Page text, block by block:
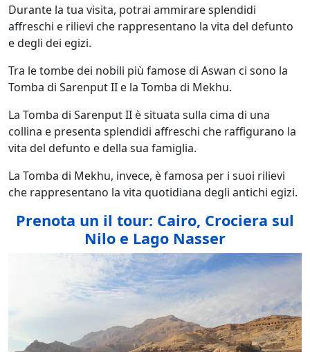
Durante la tua visita, potrai ammirare splendidi
affreschi e rilievi che rappresentano la vita del defunto
e degli dei egizi.
Tra le tombe dei nobili più famose di Aswan ci sono la
Tomba di Sarenput II e la Tomba di Mekhu.
La Tomba di Sarenput II è situata sulla cima di una
collina e presenta splendidi affreschi che raffigurano la
vita del defunto e della sua famiglia.
La Tomba di Mekhu, invece, è famosa per i suoi rilievi
che rappresentano la vita quotidiana degli antichi egizi.
Prenota un il tour: Cairo, Crociera sul
Nilo e Lago Nasser